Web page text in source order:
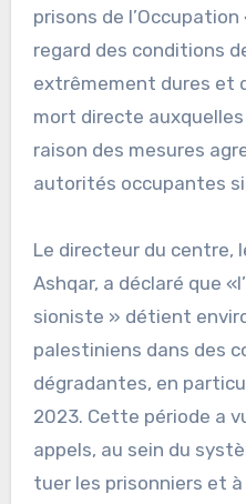
prisons de
regard des conditions
extrêmement dures et
mort directe
raison des mesures
autorités occupantes
Le directeur du centre,
Ashqar, a déclaré que
sioniste » détient
palestiniens dans des
dégradantes, en
2023. Cette période a
appels, au sein du
tuer les prisonniers et